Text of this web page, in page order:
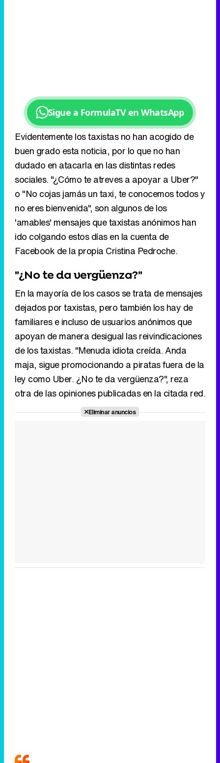
Sigue a FormulaTV en WhatsApp
Evidentemente los taxistas no han acogido de
buen grado esta noticia, por lo que no han
dudado en atacarla en las distintas redes
sociales. "¿Cómo te atreves a apoyar a Uber?"
o "No cojas jamás un taxi, te conocemos todos y
no eres bienvenida", son algunos de los
'amables' mensajes que taxistas anónimos han
ido colgando estos días en la cuenta de
Facebook de la propia Cristina Pedroche.
"¿No te da vergüenza?"
En la mayoría de los casos se trata de mensajes
dejados por taxistas, pero también los hay de
familiares e incluso de usuarios anónimos que
apoyan de manera desigual las reivindicaciones
de los taxistas. "Menuda idiota creída. Anda
maja, sigue promocionando a piratas fuera de la
ley como Uber. ¿No te da vergüenza?", reza
otra de las opiniones publicadas en la citada red.
Eliminar anuncios